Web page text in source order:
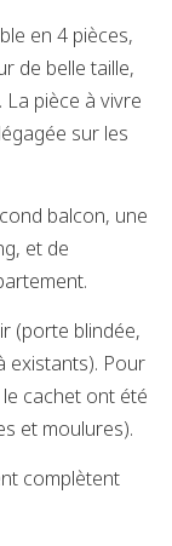
en 4 pièces,
de belle taille,
pièce à vivre
sur les
balcon, une
et de
(porte blindée,
existants). Pour
cachet ont été
et moulures).
complètent